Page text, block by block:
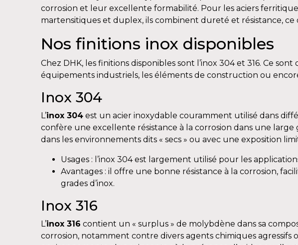
corrosion et leur excellente formabilité. Pour les aciers
martensitiques et duplex, ils combinent dureté et résistance,
Nos finitions inox disponibles
Chez DHK, les finitions disponibles sont l’inox 304 et 316. Ce
équipements industriels, les éléments de construction ou
Inox 304
L’inox 304 est un acier inoxydable couramment utilisé dans
confère une excellente résistance à la corrosion dans une
dans les environnements dits « secs » ou avec une exposition
Usages : l’inox 304 est largement utilisé pour les
Avantages : il offre une bonne résistance à la corrosion,
grades d’inox.
Inox 316
L’inox 316 contient un « surplus » de molybdène dans sa
corrosion, notamment contre divers agents chimiques agressifs